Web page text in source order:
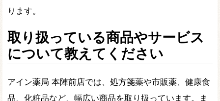
ります。
取り扱っている商品やサービス
について教えてください
アイン薬局 本陣前店では、処方箋薬や市販薬、健康食
品、化粧品など、幅広い商品を取り扱っています。ま